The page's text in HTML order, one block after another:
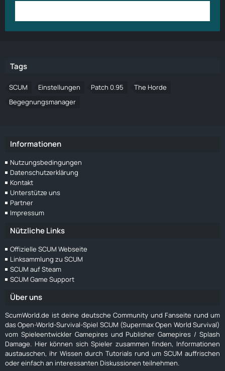
Tags
SCUM Einstellungen Patch 0.95
The Horde
Begegnungsmanager
Informationen
Nutzungsbedingungen
Datenschutzerklärung
Kontakt
Unterstütze uns
Partner
Impressum
Nützliche Links
Offizielle SCUM Webseite
Linksammlung zu SCUM
SCUM auf Steam
SCUM Game Support
Über uns
ScumWorld.de ist deine deutsche Community und Fanseite rund um
das Open-World-Survival-Spiel SCUM (Supermax Open World Survival)
vom Spieleentwickler Gamepires und Publisher Gamepires / Splash
Damage. Hier können sich Spieler zusammen finden, Informationen
austauschen, ihr Wissen durch Tutorials rund um SCUM auffrischen
oder einfach an interessanten Diskussionen teilnehmen.